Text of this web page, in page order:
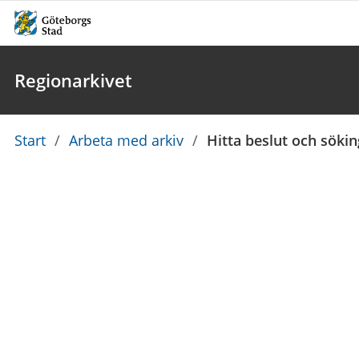
Regionarkivet
Du
Start / Arbeta med arkiv / Hitta beslut och